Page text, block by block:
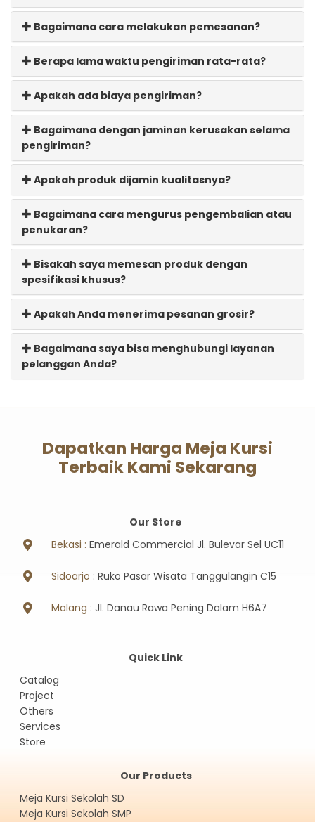
Bagaimana cara melakukan pemesanan?
Berapa lama waktu pengiriman rata-rata?
Apakah ada biaya pengiriman?
Bagaimana dengan jaminan kerusakan selama
pengiriman?
Apakah produk dijamin kualitasnya?
Bagaimana cara mengurus pengembalian atau
penukaran?
Bisakah saya memesan produk dengan
spesifikasi khusus?
Apakah Anda menerima pesanan grosir?
Bagaimana saya bisa menghubungi layanan
pelanggan Anda?
Dapatkan Harga Meja Kursi
Terbaik Kami Sekarang
Our Store
Bekasi : Emerald Commercial Jl. Bulevar Sel UC11
Sidoarjo : Ruko Pasar Wisata Tanggulangin C15
Malang : Jl. Danau Rawa Pening Dalam H6A7
Quick Link
Catalog
Project
Others
Services
Store
Our Products
Meja Kursi Sekolah SD
Meja Kursi Sekolah SMP